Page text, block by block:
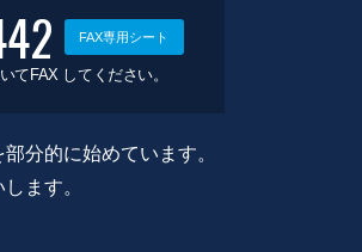
FAX専用シート
てFAX してください。
分的に始めています。
ます。